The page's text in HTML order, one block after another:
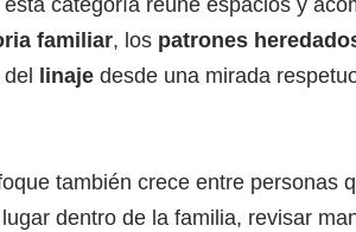
categoría reúne espacios y
familiar, los patrones
linaje desde una mirada
también crece entre personas
dentro de la familia, revisar